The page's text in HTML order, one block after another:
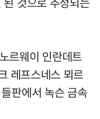
르웨이 인란데트
레프스네스 뫼르
판에서 녹슨 금속